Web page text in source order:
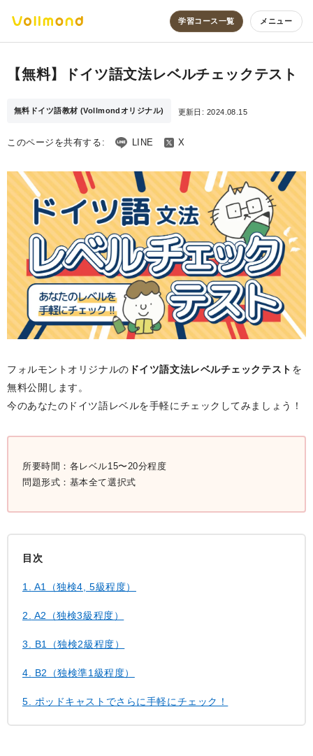
学習コース一覧 メニュー
【無料】ドイツ語文法レベルチェックテスト
無料ドイツ語教材 (Vollmondオリジナル) 更新日: 2024.08.15
このページを共有する: LINE X
フォルモントオリジナルの ドイツ語文法レベルチェックテスト を
無料公開します。
今のあなたのドイツ語レベルを手軽にチェックしてみましょう！
所要時間：各レベル15〜20分程度
問題形式：基本全て選択式
目次
1. A1（独検4, 5級程度）
2. A2（独検3級程度）
3. B1（独検2級程度）
4. B2（独検準1級程度）
5. ポッドキャストでさらに手軽にチェック！